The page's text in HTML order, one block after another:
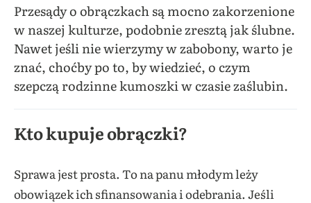
Przesądy o obrączkach są mocno zakorzenione
w naszej kulturze, podobnie zresztą jak ślubne.
Nawet jeśli nie wierzymy w zabobony, warto je
znać, choćby po to, by wiedzieć, o czym
szepczą rodzinne kumoszki w czasie zaślubin.
Kto kupuje obrączki?
Sprawa jest prosta. To na panu młodym leży
obowiązek ich sfinansowania i odebrania. Jeśli